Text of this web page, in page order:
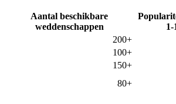
1-
Aantal beschikbare
weddenschappen
+200
+100
+150
+80